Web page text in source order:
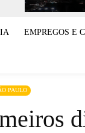
EMPREGOS E
PAULO